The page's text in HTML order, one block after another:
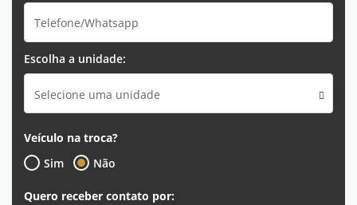
Escolha a unidade:
Selecione uma unidade
Veículo na troca?
Sim
Não
Quero receber contato por: